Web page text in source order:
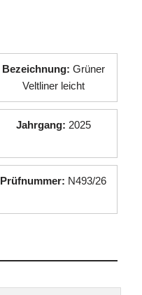
Bezeichnung: Grüner
Veltliner leicht
Jahrgang: 2025
Prüfnummer: N493/26